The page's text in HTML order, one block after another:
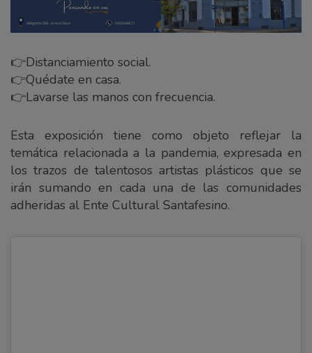
👉Distanciamiento social.
👉Quédate en casa.
👉Lavarse las manos con frecuencia.
Esta exposición tiene como objeto reflejar la
temática relacionada a la pandemia, expresada en
los trazos de talentosos artistas plásticos que se
irán sumando en cada una de las comunidades
adheridas al Ente Cultural Santafesino.